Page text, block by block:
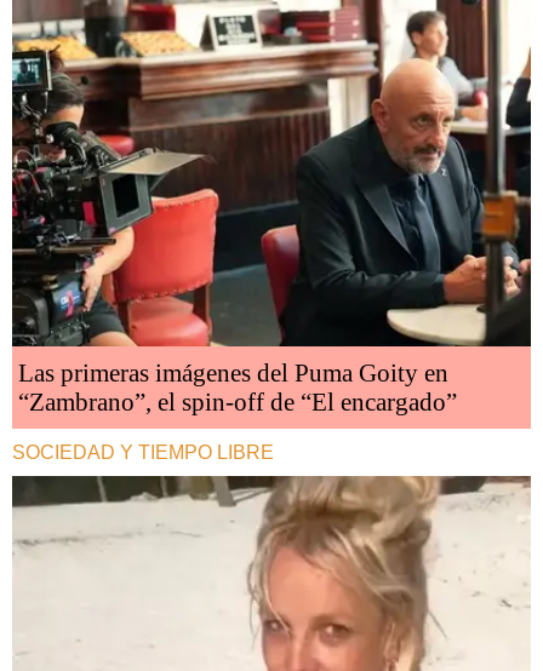
Las primeras imágenes del Puma Goity en
“Zambrano”, el spin-off de “El encargado”
SOCIEDAD Y TIEMPO LIBRE